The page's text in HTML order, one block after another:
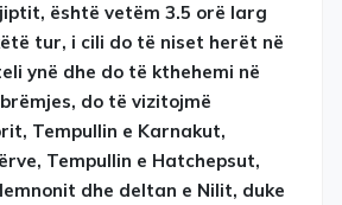
është vetëm 3.5 orë larg
tur, i cili do të niset herët në
ynë dhe do të kthehemi në
do të vizitojmë
Tempullin e Karnakut,
Tempullin e Hatchepsut,
dhe deltan e Nilit, duke